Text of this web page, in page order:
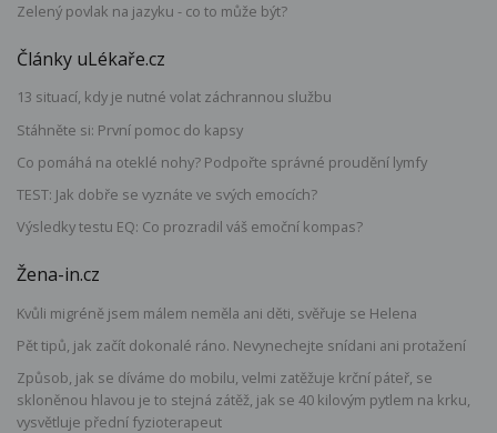
Zelený povlak na jazyku - co to může být?
Články uLékaře.cz
13 situací, kdy je nutné volat záchrannou službu
Stáhněte si: První pomoc do kapsy
Co pomáhá na oteklé nohy? Podpořte správné proudění lymfy
TEST: Jak dobře se vyznáte ve svých emocích?
Výsledky testu EQ: Co prozradil váš emoční kompas?
Žena-in.cz
Kvůli migréně jsem málem neměla ani děti, svěřuje se Helena
Pět tipů, jak začít dokonalé ráno. Nevynechejte snídani ani protažení
Způsob, jak se díváme do mobilu, velmi zatěžuje krční páteř, se
skloněnou hlavou je to stejná zátěž, jak se 40 kilovým pytlem na krku,
vysvětluje přední fyzioterapeut